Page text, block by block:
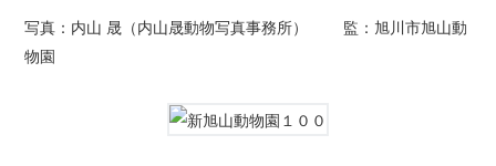
写真：内山 晟（内山晟動物写真事務所） 監：旭川市旭山動
物園